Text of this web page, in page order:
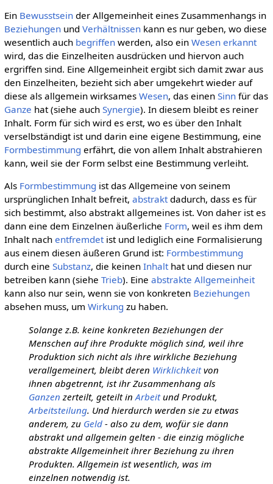
Ein Bewusstseinder Allgemeinheit eines Zusammenhangs in
Beziehungenund Verhältnissenkann es nur geben, wo diese
wesentlich auch begriffenwerden, also ein Wesen erkannt
wird, das die Einzelheiten ausdrücken und hiervon auch
ergriffen sind. Eine Allgemeinheit ergibt sich damit zwar aus
den Einzelheiten, bezieht sich aber umgekehrt wieder auf
diese als allgemein wirksames Wesen, das einen Sinnfür das
Ganze hat (siehe auch Synergie). In diesem bleibt es reiner
Inhalt. Form für sich wird es erst, wo es über den Inhalt
verselbständigt ist und darin eine eigene Bestimmung, eine
Formbestimmung erfährt, die von allem Inhalt abstrahieren
kann, weil sie der Form selbst eine Bestimmung verleiht.
Als Formbestimmung ist das Allgemeine von seinem
ursprünglichen Inhalt befreit, abstraktdadurch, dass es für
sich bestimmt, also abstrakt allgemeines ist. Von daher ist es
dann eine dem Einzelnen äußerliche Form, weil es ihm dem
Inhalt nach entfremdetist und lediglich eine Formalisierung
aus einem diesen äußeren Grund ist: Formbestimmung
durch eine Substanz, die keinen Inhalthat und diesen nur
betreiben kann (siehe Trieb). Eine abstrakte Allgemeinheit
kann also nur sein, wenn sie von konkreten Beziehungen
absehen muss, um Wirkung zu haben.
Solange z.B. keine konkreten Beziehungen der
Menschen auf ihre Produkte möglich sind, weil ihre
Produktion sich nicht als ihre wirkliche Beziehung
verallgemeinert, bleibt deren Wirklichkeitvon
ihnen abgetrennt, ist ihr Zusammenhang als
Ganzen zerteilt, geteilt in Arbeitund Produkt,
Arbeitsteilung. Und hierdurch werden sie zu etwas
anderem, zu Geld- also zu dem, wofür sie dann
abstrakt und allgemein gelten - die einzig mögliche
abstrakte Allgemeinheit ihrer Beziehung zu ihren
Produkten. Allgemein ist wesentlich, was im
einzelnen notwendig ist.